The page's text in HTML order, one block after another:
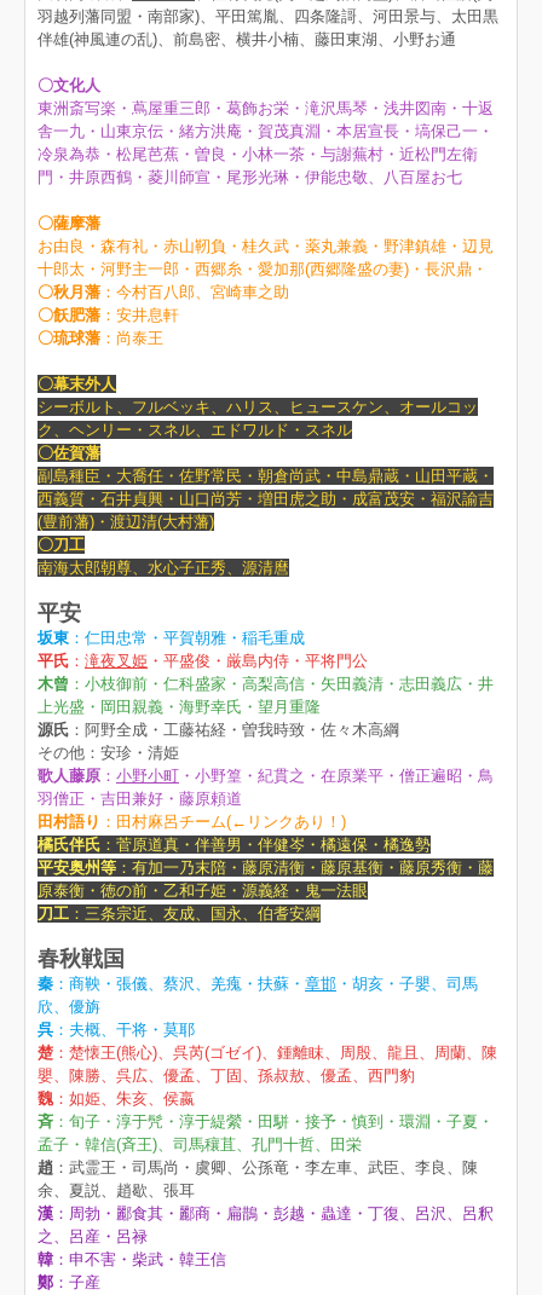
羽越列藩同盟・南部家)、平田篤胤、四条隆謌、河田景与、太田黒
伴雄(神風連の乱)、前島密、横井小楠、藤田東湖、小野お通
〇文化人
東洲斎写楽・蔦屋重三郎・葛飾お栄・滝沢馬琴・浅井図南・十返
舎一九・山東京伝・緒方洪庵・賀茂真淵・本居宣長・塙保己一・
冷泉為恭・松尾芭蕉・曽良・小林一茶・与謝蕪村・近松門左衛
門・井原西鶴・菱川師宣・尾形光琳・伊能忠敬、八百屋お七
〇薩摩藩
お由良・森有礼・赤山靭負・桂久武・薬丸兼義・野津鎮雄・辺見
十郎太・河野主一郎・西郷糸・愛加那(西郷隆盛の妻)・長沢鼎・
〇秋月藩 ：今村百八郎、宮崎車之助
〇飫肥藩 ：安井息軒
〇琉球藩 ：尚泰王
〇幕末外人
シーボルト、フルベッキ、ハリス、ヒュースケン、オールコッ
ク、ヘンリー・スネル、エドワルド・スネル
〇佐賀藩
副島種臣・大喬任・佐野常民・朝倉尚武・中島鼎蔵・山田平蔵・
西義質・石井貞興・山口尚芳・増田虎之助・成富茂安・福沢諭吉
(豊前藩)・渡辺清(大村藩)
〇刀工
南海太郎朝尊、水心子正秀、源清麿
平安
坂東 ：仁田忠常・平賀朝雅・稲毛重成
平氏 ： 滝夜叉姫 ・平盛俊・厳島内侍・平将門公
木曾 ：小枝御前・仁科盛家・高梨高信・矢田義清・志田義広・井
上光盛・岡田親義・海野幸氏・望月重隆
源氏 ：阿野全成・工藤祐経・曽我時致・佐々木高綱
その他：安珍・清姫
歌人藤原 ： 小野小町 ・小野篁・紀貫之・在原業平・僧正遍昭・鳥
羽僧正・吉田兼好・藤原頼道
田村語り ： 田村麻呂チーム(←リンクあり！)
橘氏伴氏 ：菅原道真・伴善男・伴健岑・橘遠保・橘逸勢
平安奥州等 ：有加一乃末陪・藤原清衡・藤原基衡・藤原秀衡・藤
原泰衡・徳の前・乙和子姫・源義経・鬼一法眼
刀工 ：三条宗近、友成、国永、伯耆安綱
春秋戦国
秦 ：商鞅・張儀、蔡沢、羌瘣・扶蘇・ 章邯 ・胡亥・子嬰、司馬
欣、優旃
呉 ：夫概、干将・莫耶
楚 ：楚懐王(熊心)、呉芮(ゴゼイ)、鍾離眜、周殷、龍且、周蘭、陳
嬰、陳勝、呉広、優孟、丁固、孫叔敖、優孟、西門豹
魏 ：如姫、朱亥、侯嬴
斉 ：旬子・淳于髠・淳于緹縈・田駢・接予・慎到・環淵・子夏・
孟子・韓信(斉王)、司馬穰苴、孔門十哲、田栄
趙 ：武霊王・司馬尚・虞卿、公孫竜・李左車、武臣、李良、陳
余、夏説、趙歇、張耳
漢 ：周勃・酈食其・酈商・扁鵲・彭越・蟲達・丁復、呂沢、呂釈
之、呂産・呂禄
韓 ：申不害・柴武・韓王信
鄭 ：子産